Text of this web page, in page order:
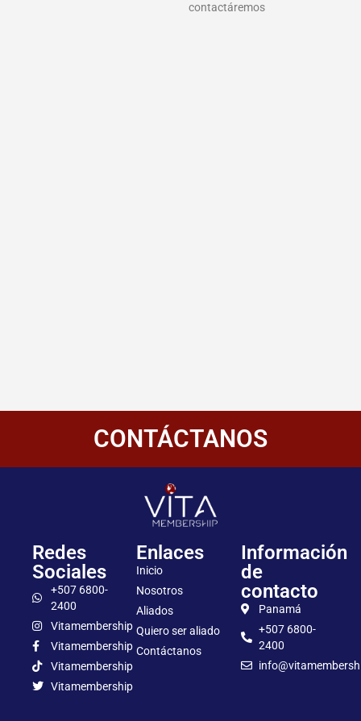
contactáremos
CONTÁCTANOS
Redes
Sociales
+507 6800-
2400
Vitamembership
Vitamembership
Vitamembership
Vitamembership
Enlaces
Inicio
Nosotros
Aliados
Quiero ser aliado
Contáctanos
Información
de
contacto
Panamá
+507 6800-
2400